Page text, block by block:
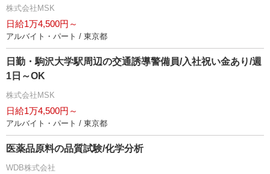
株式会社MSK
日給1万4,500円～
アルバイト・パート / 東京都
日勤・駒沢大学駅周辺の交通誘導警備員/入社祝い金あり/週
1日～OK
株式会社MSK
日給1万4,500円～
アルバイト・パート / 東京都
医薬品原料の品質試験/化学分析
WDB株式会社